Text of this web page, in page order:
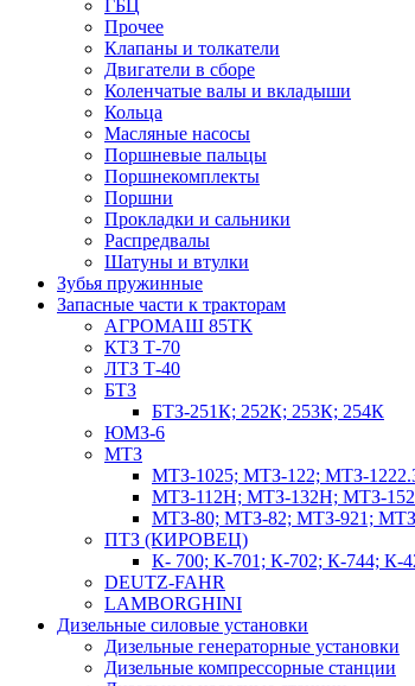
ГБЦ
Прочее
Клапаны и толкатели
Двигатели в сборе
Коленчатые валы и вкладыши
Кольца
Масляные насосы
Поршневые пальцы
Поршнекомплекты
Поршни
Прокладки и сальники
Распредвалы
Шатуны и втулки
Зубья пружинные
Запасные части к тракторам
АГРОМАШ 85ТК
КТЗ Т-70
ЛТЗ Т-40
БТЗ
БТЗ-251К; 252К; 253К; 254К
ЮМЗ-6
МТЗ
МТЗ-1025; МТЗ-122; МТЗ-
МТЗ-112Н; МТЗ-132Н; МТЗ-
МТЗ-80; МТЗ-82; МТЗ-921;
ПТЗ (КИРОВЕЦ)
К- 700; К-701; К-702; К-744; К-
DEUTZ-FAHR
LAMBORGHINI
Дизельные силовые установки
Дизельные генераторные установки
Дизельные компрессорные станции